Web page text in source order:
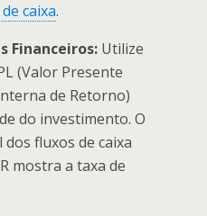
caixa.
Financeiros: Utilize
(Valor Presente
de Retorno)
do investimento. O
fluxos de caixa
mostra a taxa de